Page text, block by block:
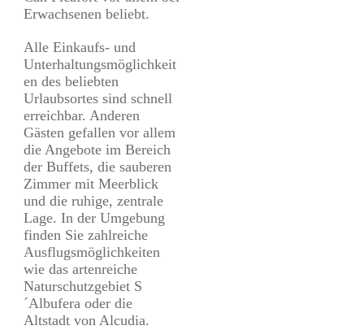
Erwachsenen beliebt.
Alle Einkaufs- und
Unterhaltungsmöglichkeit
en des beliebten
Urlaubsortes sind schnell
erreichbar. Anderen
Gästen gefallen vor allem
die Angebote im Bereich
der Buffets, die sauberen
Zimmer mit Meerblick
und die ruhige, zentrale
Lage. In der Umgebung
finden Sie zahlreiche
Ausflugsmöglichkeiten
wie das artenreiche
Naturschutzgebiet S
´Albufera oder die
Altstadt von Alcudia.